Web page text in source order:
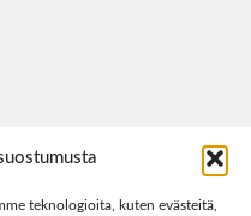
teknologioita, kuten evästeitä,